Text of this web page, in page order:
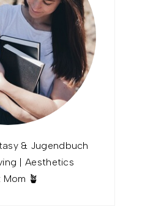
& Jugendbuch
| Aesthetics
Mom 🪴